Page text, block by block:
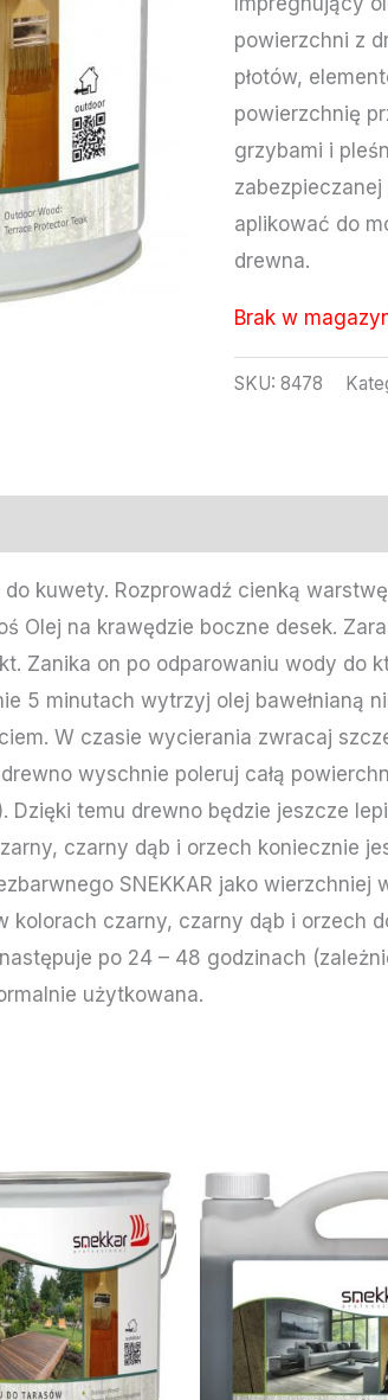
powierzchni z
płotów,
powierzchnię
grzybami i
aplikować do
drewna.
Brak w
SKU: 8478
kuwety. Rozprowadź cienką
Olej na krawędzie boczne desek.
Zanika on po odparowaniu wody do
5 minutach wytrzyj olej bawełnianą
W czasie wycierania zwracaj
wyschnie poleruj całą
Dzięki temu drewno będzie jeszcze
czarny dąb i orzech koniecznie
SNEKKAR jako wierzchniej
kolorach czarny, czarny dąb i orzech
po 24 – 48 godzinach
użytkowana.